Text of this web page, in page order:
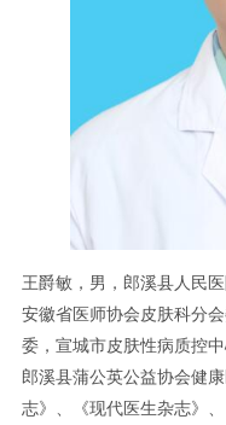
王爵敏，男，郎溪县人民
安徽省医师协会皮肤科分
委，宣城市皮肤性病质控
郎溪县蒲公英公益协会健
志》、《现代医生杂志》